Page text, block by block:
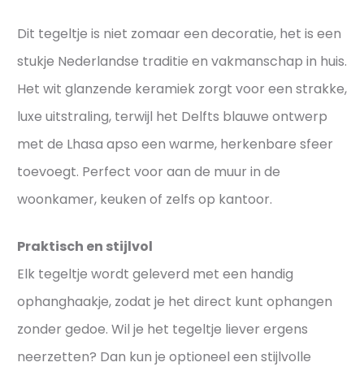
n
e
n
s
j
o
l
v
o
o
o
u
e
g
t
Dit tegeltje is niet zomaar een decoratie, het is een
stukje Nederlandse traditie en vakmanschap in huis.
Het wit glanzende keramiek zorgt voor een strakke,
luxe uitstraling, terwijl het Delfts blauwe ontwerp
met de Lhasa apso een warme, herkenbare sfeer
toevoegt. Perfect voor aan de muur in de
woonkamer, keuken of zelfs op kantoor.
Praktisch en stijlvol
Elk tegeltje wordt geleverd met een handig
ophanghaakje, zodat je het direct kunt ophangen
zonder gedoe. Wil je het tegeltje liever ergens
neerzetten? Dan kun je optioneel een stijlvolle